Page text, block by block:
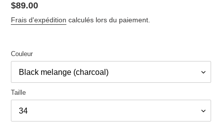
Prix
normal
$89.00
Frais d'expédition calculés lors du paiement.
Couleur
Taille